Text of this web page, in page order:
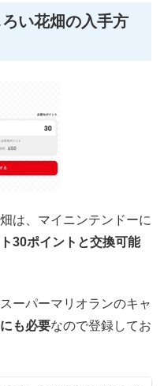
い花畑の入手方
は、マイニンテンドーに
30ポイントと交換可能
ーパーマリオランのキャ
も必要なので登録してお